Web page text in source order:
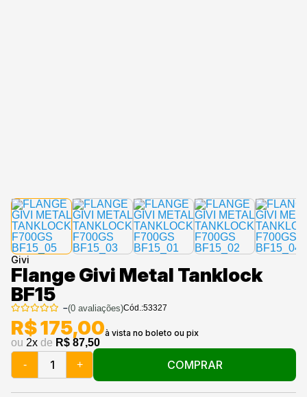
Givi
Flange Givi Metal Tanklock
BF15
–(0avaliações)Cód.:53327
ou 2x de R$ 87,50
R$ 175,00
- + COMPRAR